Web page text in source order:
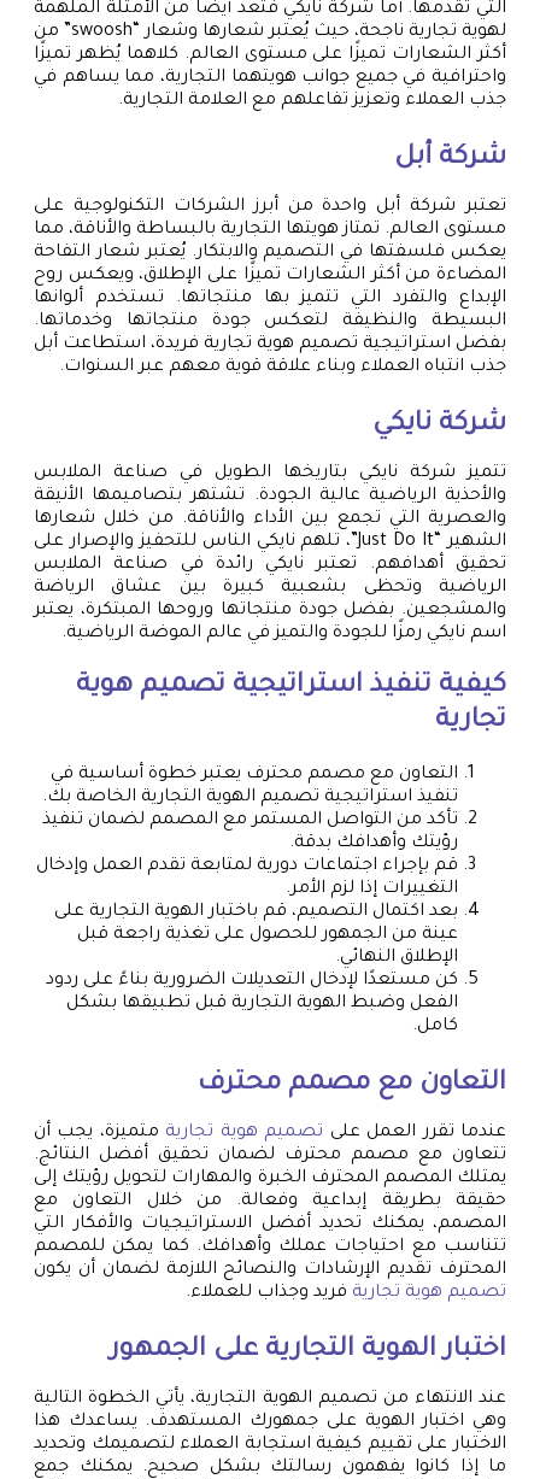
التي تقدمها. أما شركة نايكي فتعد أيضًا من الأمثلة الملهمة
لهوية تجارية ناجحة، حيث يُعتبر شعارها وشعار “swoosh” من
أكثر الشعارات تميزًا على مستوى العالم. كلاهما يُظهر تميزًا
واحترافية في جميع جوانب هويتهما التجارية، مما يساهم في
جذب العملاء وتعزيز تفاعلهم مع العلامة التجارية.
شركة أبل
تعتبر شركة أبل واحدة من أبرز الشركات التكنولوجية على
مستوى العالم. تمتاز هويتها التجارية بالبساطة والأناقة، مما
يعكس فلسفتها في التصميم والابتكار. يُعتبر شعار التفاحة
المضاءة من أكثر الشعارات تميزًا على الإطلاق، ويعكس روح
الإبداع والتفرد التي تتميز بها منتجاتها. تستخدم ألوانها
البسيطة والنظيفة لتعكس جودة منتجاتها وخدماتها.
بفضل استراتيجية تصميم هوية تجارية فريدة، استطاعت أبل
جذب انتباه العملاء وبناء علاقة قوية معهم عبر السنوات.
شركة نايكي
تتميز شركة نايكي بتاريخها الطويل في صناعة الملابس
والأحذية الرياضية عالية الجودة. تشتهر بتصاميمها الأنيقة
والعصرية التي تجمع بين الأداء والأناقة. من خلال شعارها
الشهير “Just Do It”، تلهم نايكي الناس للتحفيز والإصرار على
تحقيق أهدافهم. تعتبر نايكي رائدة في صناعة الملابس
الرياضية وتحظى بشعبية كبيرة بين عشاق الرياضة
والمشجعين. بفضل جودة منتجاتها وروحها المبتكرة، يعتبر
اسم نايكي رمزًا للجودة والتميز في عالم الموضة الرياضية.
كيفية تنفيذ استراتيجية تصميم هوية
تجارية
التعاون مع مصمم محترف يعتبر خطوة أساسية في
تنفيذ استراتيجية تصميم الهوية التجارية الخاصة بك.
تأكد من التواصل المستمر مع المصمم لضمان تنفيذ
رؤيتك وأهدافك بدقة.
قم بإجراء اجتماعات دورية لمتابعة تقدم العمل وإدخال
التغييرات إذا لزم الأمر.
بعد اكتمال التصميم، قم باختبار الهوية التجارية على
عينة من الجمهور للحصول على تغذية راجعة قبل
الإطلاق النهائي.
كن مستعدًا لإدخال التعديلات الضرورية بناءً على ردود
الفعل وضبط الهوية التجارية قبل تطبيقها بشكل
كامل.
التعاون مع مصمم محترف
عندما تقرر العمل على تصميم هوية تجارية متميزة، يجب أن
تتعاون مع مصمم محترف لضمان تحقيق أفضل النتائج.
يمتلك المصمم المحترف الخبرة والمهارات لتحويل رؤيتك إلى
حقيقة بطريقة إبداعية وفعالة. من خلال التعاون مع
المصمم، يمكنك تحديد أفضل الاستراتيجيات والأفكار التي
تتناسب مع احتياجات عملك وأهدافك. كما يمكن للمصمم
المحترف تقديم الإرشادات والنصائح اللازمة لضمان أن يكون
تصميم هوية تجارية فريد وجذاب للعملاء.
اختبار الهوية التجارية على الجمهور
عند الانتهاء من تصميم الهوية التجارية، يأتي الخطوة التالية
وهي اختبار الهوية على جمهورك المستهدف. يساعدك هذا
الاختبار على تقييم كيفية استجابة العملاء لتصميمك وتحديد
ما إذا كانوا يفهمون رسالتك بشكل صحيح. يمكنك جمع